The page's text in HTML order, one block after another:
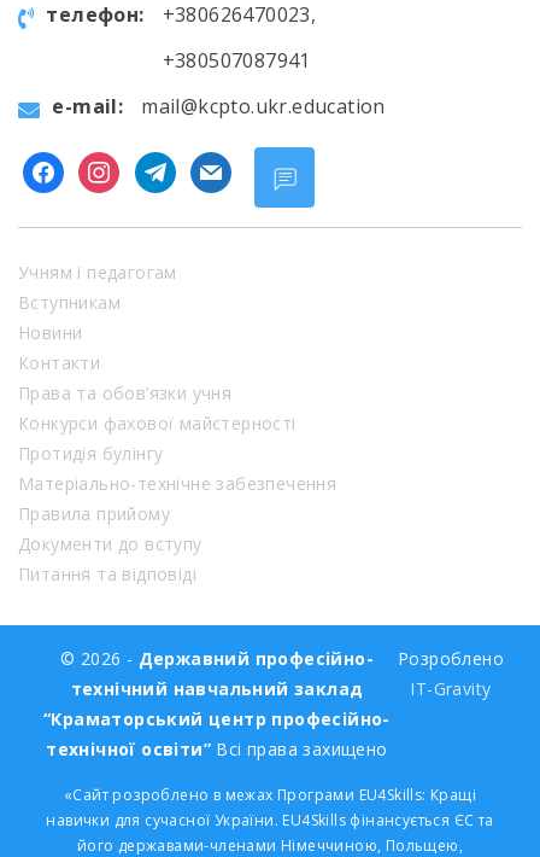
телефон:
+380626470023,
+380507087941
e-mail:
mail@kcpto.ukr.education
facebookinstagramtelegram
mail
Учням і педагогам
Вступникам
Новини
Контакти
Права та обов’язки учня
Конкурси фахової майстерності
Протидія булінгу
Матеріально-технічне забезпечення
Правила прийому
Документи до вступу
Питання та відповіді
© 2026 - Державний професійно-
технічний навчальний заклад
“Краматорський центр професійно-
технічної освіти” Всі права захищено
Розроблено
IT-Gravity
«Сайт розроблено в межах Програми EU4Skills: Кращі
навички для сучасної України. EU4Skills фінансується ЄС та
його державами-членами Німеччиною, Польщею,